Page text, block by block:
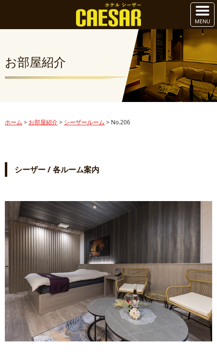
お部屋紹介
ホーム > お部屋紹介> シーザールーム > No.206
シーザー / 各ルーム案内